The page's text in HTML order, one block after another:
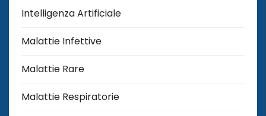
Intelligenza Artificiale
Malattie Infettive
Malattie Rare
Malattie Respiratorie